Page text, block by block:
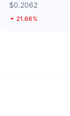
$0.2062
21.66%